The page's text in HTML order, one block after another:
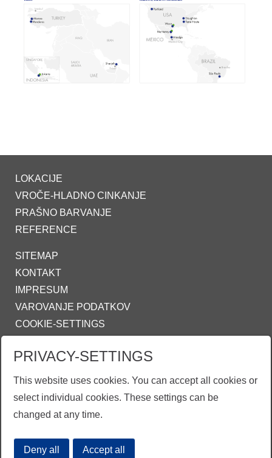
LOKACIJE
VROČE-HLADNO CINKANJE
PRAŠNO BARVANJE
REFERENCE
SITEMAP
KONTAKT
IMPRESUM
VAROVANJE PODATKOV
COOKIE-SETTINGS
ZINKPOWER COMPLIANCE
INFO@ZINKPOWER.COM
PRIVACY-SETTINGS
This website uses cookies. You can accept all cookies or
select individual cookies. These settings can be
changed at any time.
Deny all Accept all